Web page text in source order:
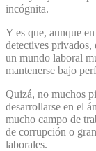
incógnita.
Y es que, aunque
detectives privados,
un mundo laboral
mantenerse bajo
Quizá, no muchos
desarrollarse en el
mucho campo de
de corrupción o
laborales.